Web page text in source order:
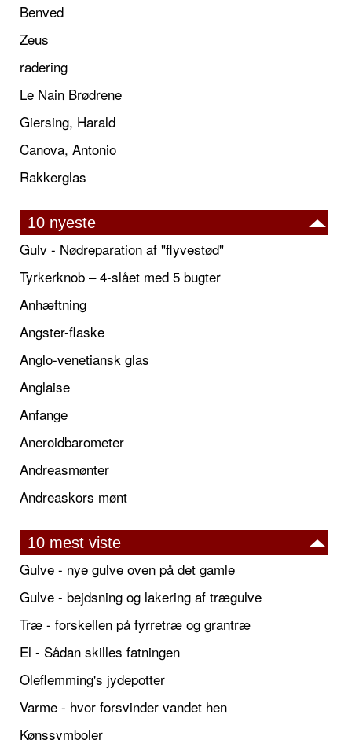
Benved
Zeus
radering
Le Nain Brødrene
Giersing, Harald
Canova, Antonio
Rakkerglas
10 nyeste
Gulv - Nødreparation af "flyvestød"
Tyrkerknob – 4-slået med 5 bugter
Anhæftning
Angster-flaske
Anglo-venetiansk glas
Anglaise
Anfange
Aneroidbarometer
Andreasmønter
Andreaskors mønt
10 mest viste
Gulve - nye gulve oven på det gamle
Gulve - bejdsning og lakering af trægulve
Træ - forskellen på fyrretræ og grantræ
El - Sådan skilles fatningen
Oleflemming's jydepotter
Varme - hvor forsvinder vandet hen
Kønssymboler